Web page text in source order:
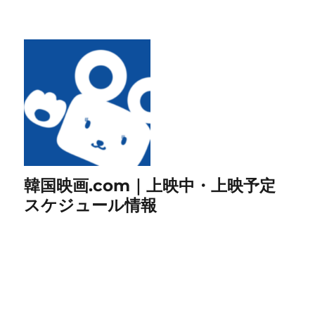
韓国映画.com｜上映中・上映予定
スケジュール情報